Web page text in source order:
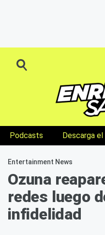
Podcasts Descarga
Entertainment News
Ozuna
redes luego
infidelidad